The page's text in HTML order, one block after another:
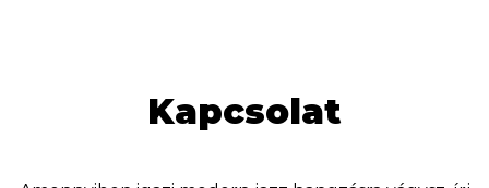
Kapcsolat